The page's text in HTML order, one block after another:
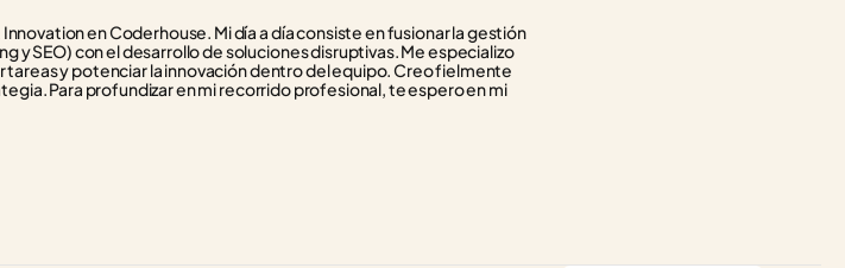
en Coderhouse. Mi día a día consiste en fusionar la gestión
y SEO) con el desarrollo de soluciones disruptivas. Me especializo
tareas y potenciar la innovación dentro del equipo. Creo fielmente
Para profundizar en mi recorrido profesional, te espero en mi